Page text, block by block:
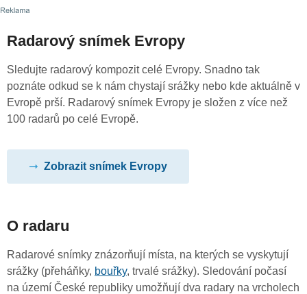
Radarový snímek Evropy
Sledujte radarový kompozit celé Evropy. Snadno tak
poznáte odkud se k nám chystají srážky nebo kde aktuálně v
Evropě prší. Radarový snímek Evropy je složen z více než
100 radarů po celé Evropě.
Zobrazit snímek Evropy
O radaru
Radarové snímky znázorňují místa, na kterých se vyskytují
srážky (přeháňky, bouřky, trvalé srážky). Sledování počasí
na území České republiky umožňují dva radary na vrcholech